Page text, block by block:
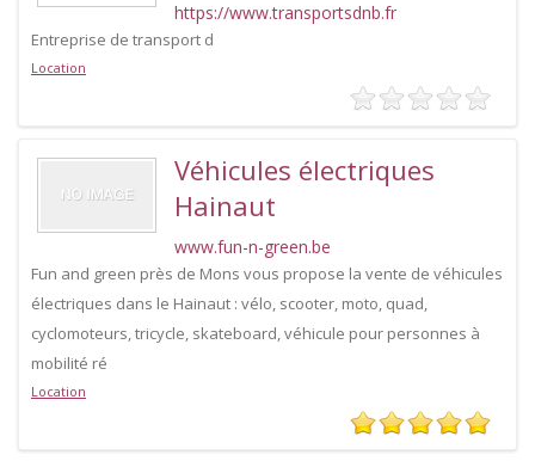
https://www.transportsdnb.fr
Entreprise de transport d
Location
Véhicules électriques
Hainaut
www.fun-n-green.be
Fun and green près de Mons vous propose la vente de véhicules
électriques dans le Hainaut : vélo, scooter, moto, quad,
cyclomoteurs, tricycle, skateboard, véhicule pour personnes à
mobilité ré
Location